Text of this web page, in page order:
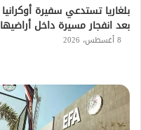
بلغاريا تستدعي سفيرة أوكرانيا
بعد انفجار مسيرة داخل أراضيها
8 أغسطس، 2026